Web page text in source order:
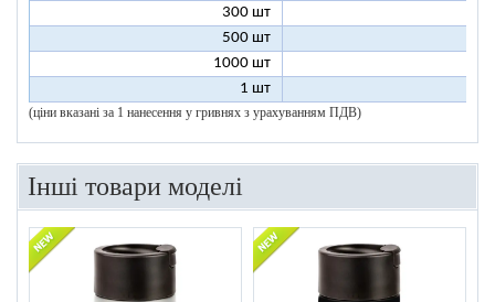
300 шт
500 шт
1000 шт
1 шт
(ціни вказані за 1 нанесення у гривнях з урахуванням ПДВ)
Інші товари моделі